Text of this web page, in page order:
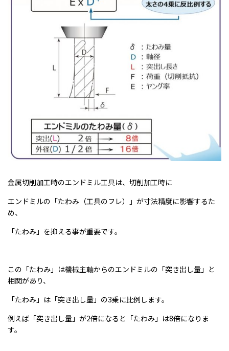
金属切削加工時のエンドミル工具は、切削加工時に
エンドミルの「たわみ（工具のフレ）」が寸法精度に影響するた
め、
「たわみ」を抑える事が重要です。
この「たわみ」は機械主軸からのエンドミルの「突き出し量」と
相関があり、
「たわみ」は「突き出し量」の3乗に比例します。
例えば「突き出し量」が2倍になると「たわみ」は8倍になりま
す。